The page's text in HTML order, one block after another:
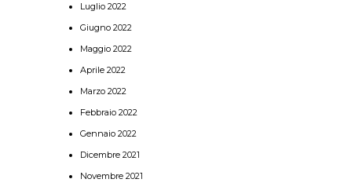
Luglio 2022
Giugno 2022
Maggio 2022
Aprile 2022
Marzo 2022
Febbraio 2022
Gennaio 2022
Dicembre 2021
Novembre 2021